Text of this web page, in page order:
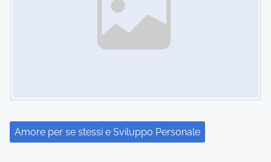
Amore per se stessi e Sviluppo Personale